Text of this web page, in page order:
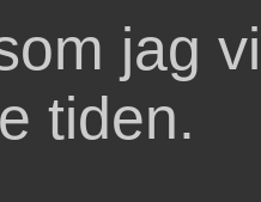
jag
tiden.